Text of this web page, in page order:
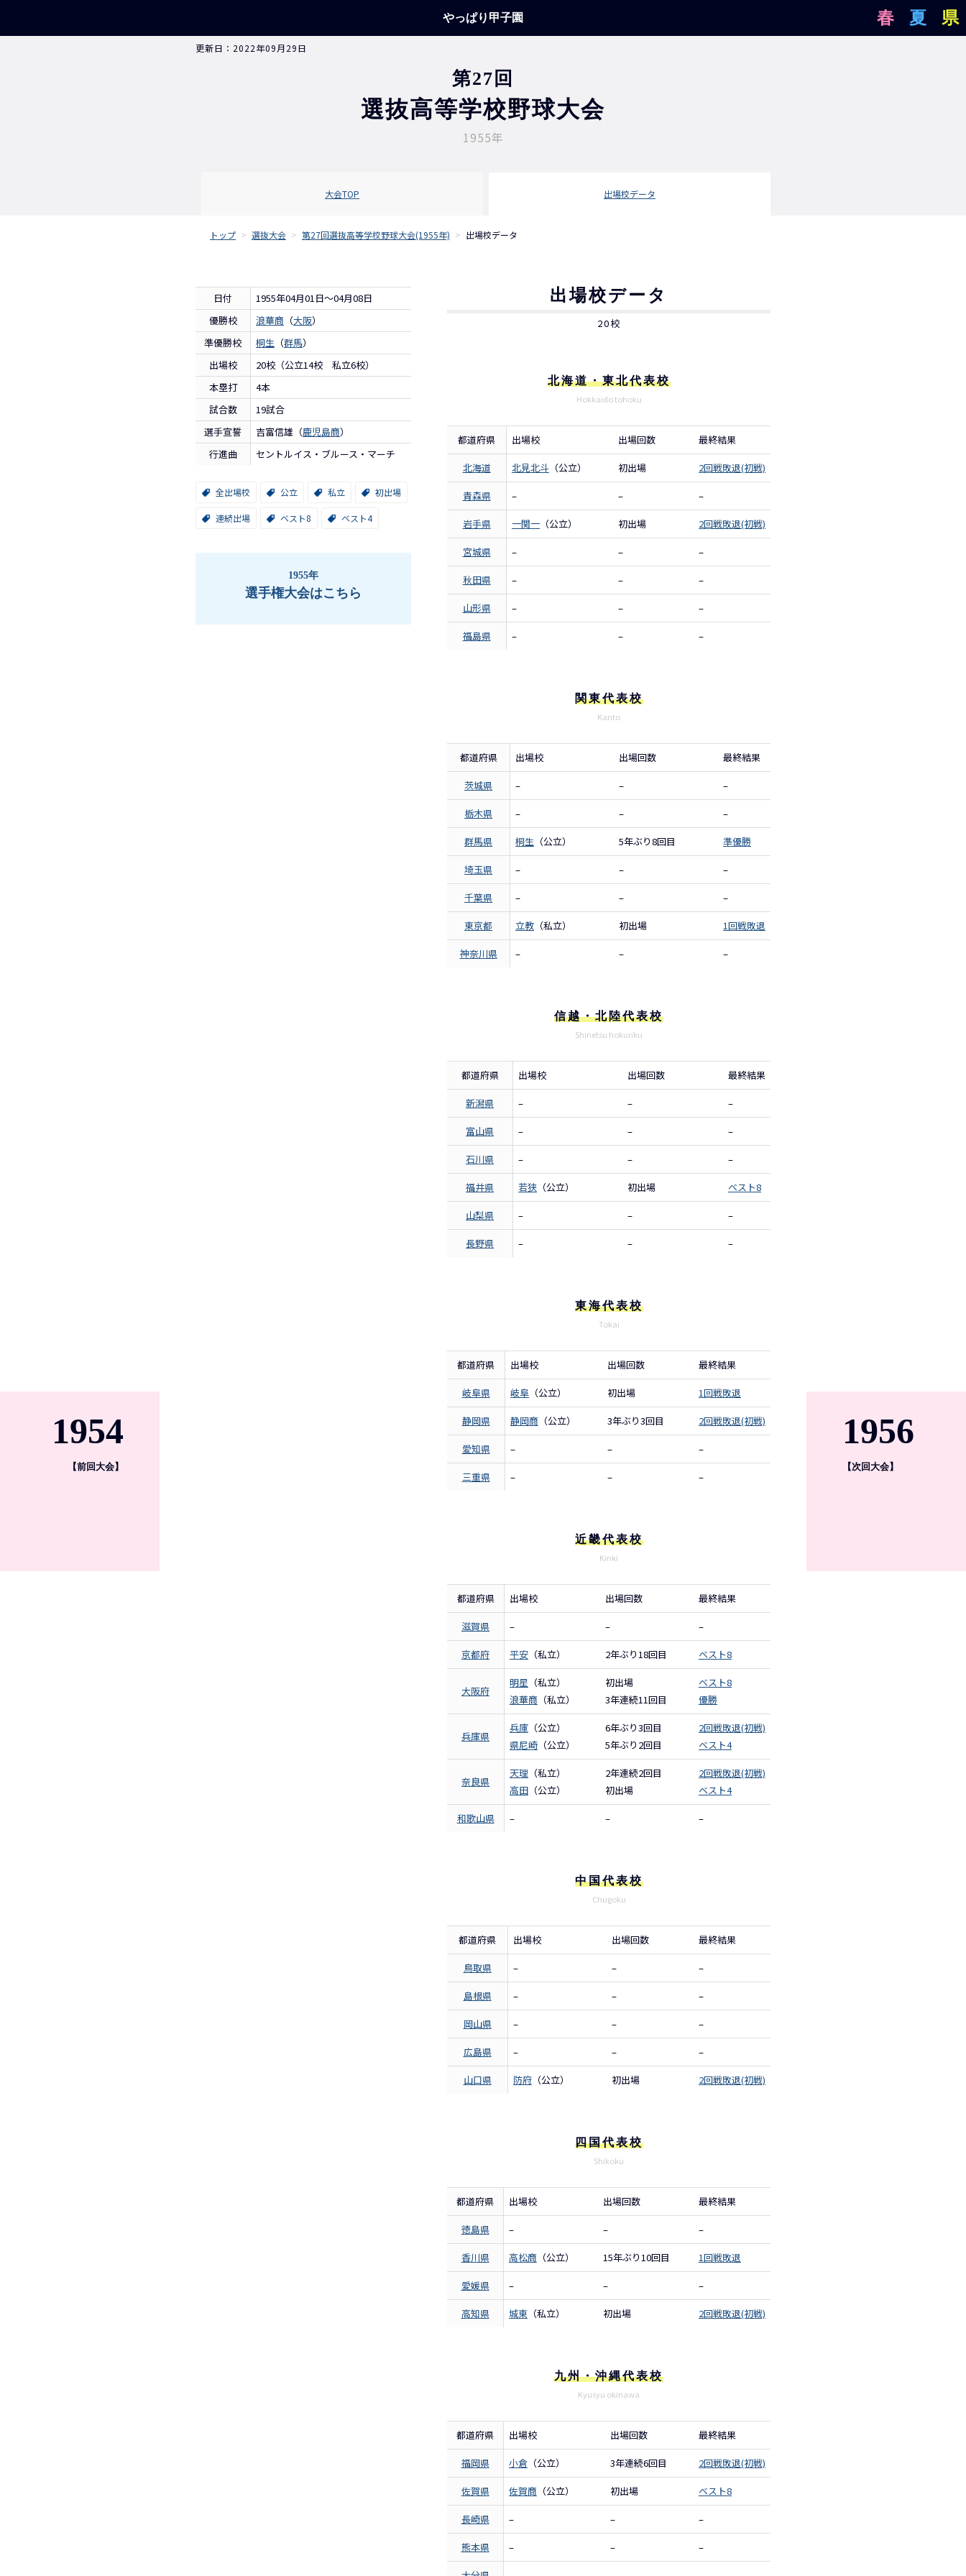
やっぱり甲子園 県
夏
春
更新日：2022年09月29日
第27回
選抜高等学校野球大会
1955年
大会TOP 出場校データ
トップ > 選抜大会 > 第27回選抜高等学校野球大会(1955年) > 出場校データ
日付
1955年04月01日～04月08日
優勝校
浪華商 （大阪）
準優勝校
桐生 （群馬）
出場校
20校（公立14校 私立6校）
本塁打
4本
試合数
19試合
選手宣誓
吉富信雄（鹿児島商）
行進曲
セントルイス・ブルース・マーチ
全出場校 公立 私立 初出場
連続出場 ベスト8 ベスト4
1955年
選手権大会はこちら
出場校データ
20校
北海道・東北代表校
Hokkaido tohoku
都道府県 出場校 出場回数 最終結果
北海道 北見北斗 （公立） 初出場 2回戦敗退(初戦)
青森県 – – –
岩手県 一関一 （公立） 初出場 2回戦敗退(初戦)
宮城県 – – –
秋田県 – – –
山形県 – – –
福島県 – – –
関東代表校
Kanto
都道府県 出場校 出場回数 最終結果
茨城県 – – –
栃木県 – – –
群馬県 桐生 （公立） 5年ぶり8回目 準優勝
埼玉県 – – –
千葉県 – – –
東京都 立教 （私立） 初出場 1回戦敗退
神奈川県 – – –
信越・北陸代表校
Shinetsu hokuriku
都道府県 出場校 出場回数 最終結果
新潟県 – – –
富山県 – – –
石川県 – – –
福井県 若狭 （公立） 初出場 ベスト8
山梨県 – – –
長野県 – – –
東海代表校
Tokai
都道府県 出場校 出場回数 最終結果
岐阜県 岐阜 （公立） 初出場 1回戦敗退
静岡県 静岡商 （公立） 3年ぶり3回目 2回戦敗退(初戦)
愛知県 – – –
三重県 – – –
近畿代表校
Kinki
都道府県 出場校 出場回数 最終結果
滋賀県 – – –
京都府 平安 （私立） 2年ぶり18回目 ベスト8
大阪府
明星 （私立）
浪華商 （私立）
初出場
3年連続11回目
ベスト8
優勝
兵庫県
兵庫 （公立）
県尼崎 （公立）
6年ぶり3回目
5年ぶり2回目
2回戦敗退(初戦)
ベスト4
奈良県
天理 （私立）
高田 （公立）
2年連続2回目
初出場
2回戦敗退(初戦)
ベスト4
和歌山県 – – –
中国代表校
Chugoku
都道府県 出場校 出場回数 最終結果
鳥取県 – – –
島根県 – – –
岡山県 – – –
広島県 – – –
山口県 防府 （公立） 初出場 2回戦敗退(初戦)
四国代表校
Shikoku
都道府県 出場校 出場回数 最終結果
徳島県 – – –
香川県 高松商 （公立） 15年ぶり10回目 1回戦敗退
愛媛県 – – –
高知県 城東 （私立） 初出場 2回戦敗退(初戦)
九州・沖縄代表校
Kyusyu okinawa
都道府県 出場校 出場回数 最終結果
福岡県 小倉 （公立） 3年連続6回目 2回戦敗退(初戦)
佐賀県 佐賀商 （公立） 初出場 ベスト8
長崎県 – – –
熊本県 – – –
1956
【次回大会】
1954
【前回大会】